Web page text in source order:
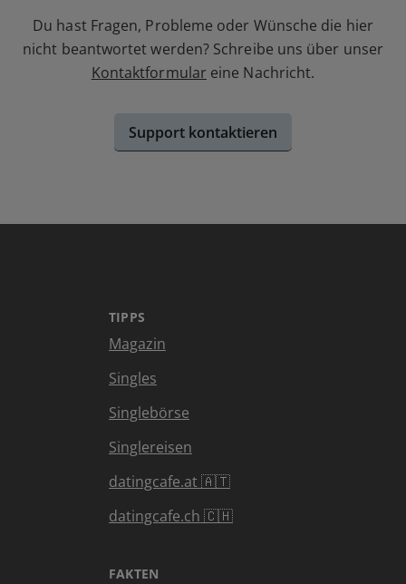
Du hast Fragen, Probleme oder Wünsche die hier
nicht beantwortet werden? Schreibe uns über unser
Kontaktformular eine Nachricht.
Support kontaktieren
TIPPS
Magazin
Singles
Singlebörse
Singlereisen
datingcafe.at 🇦🇹
datingcafe.ch 🇨🇭
FAKTEN